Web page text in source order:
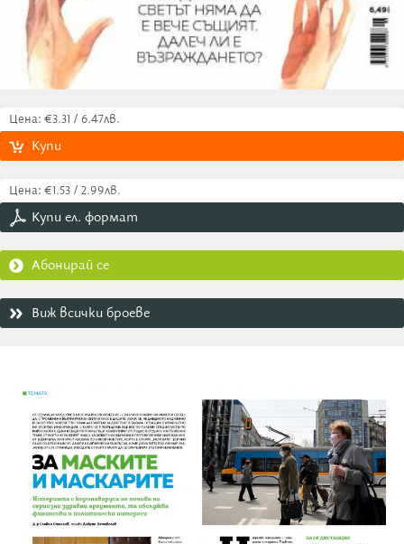
Цена: €3.31 / 6.47лв.
Купи
Цена: €1.53 / 2.99лв.
Купи ел. формат
Абонирай се
Виж всички броеве